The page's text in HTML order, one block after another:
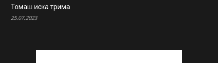
Томаш иска трима
25.07.2023